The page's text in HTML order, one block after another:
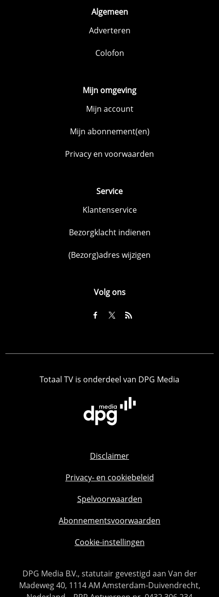
Algemeen
Adverteren
Colofon
Mijn omgeving
Mijn account
Mijn abonnement(en)
Privacy en voorwaarden
Service
Klantenservice
Bezorgklacht indienen
(Bezorg)adres wijzigen
Volg ons
Totaal TV is onderdeel van DPG Media
Disclaimer
Privacy- en cookiebeleid
Spelvoorwaarden
Abonnementsvoorwaarden
Cookie-instellingen
DPG Media B.V., statutair gevestigd aan Van der
Madeweg 40, 1114 AM Amsterdam-Duivendrecht,